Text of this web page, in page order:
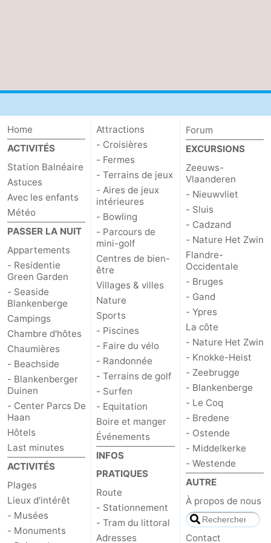
Home
ACTIVITÉS
Station Balnéaire
Astuces
Avec les enfants
Météo
PASSER LA NUIT
Appartements
- Residentie
Green Garden
- Seaside
Blankenberge
Campings
Chambre d'hôtes
Chaumières
- Beachside
- Blankenberger
Duinen
- Center Parcs De
Haan
Hôtels
Last minutes
ACTIVITÉS
Plages
Lieux d'intérêt
- Musées
- Monuments
Attractions
- Croisières
- Fermes
- Terrains de jeux
- Aires de jeux
intérieures
- Bowling
- Parcours de
mini-golf
Centres de bien-
être
Villages & villes
Nature
Sports
- Piscines
- Faire du vélo
- Randonnée
- Terrains de golf
- Surfen
- Equitation
Boire et manger
Événements
INFOS
PRATIQUES
Route
- Stationnement
- Tram du littoral
Adresses
Forum
EXCURSIONS
Zeeuws-
Vlaanderen
- Nieuwvliet
- Sluis
- Cadzand
- Nature Het Zwin
Flandre-
Occidentale
- Bruges
- Gand
- Ypres
La côte
- Nature Het Zwin
- Knokke-Heist
- Zeebrugge
- Blankenberge
- Le Coq
- Bredene
- Ostende
- Middelkerke
- Westende
AUTRE
À propos de nous
Contact